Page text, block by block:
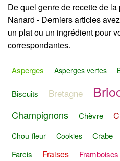
De quel genre de recette de
Nanard - Derniers articles
un plat ou un ingrédient pour
correspondantes.
Asperges Asperges vertes
Biscuits Bretagne
Champignons Chèvre
Chou-fleur Cookies Crabe
Farcis Fraises Framboises